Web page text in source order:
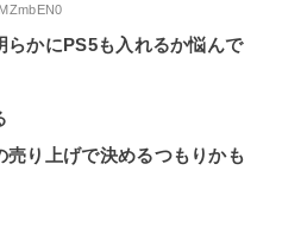
らかにPS5も入れるか悩んで
り上げで決めるつもりかも